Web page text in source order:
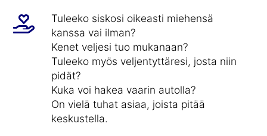
Tuleeko siskosi oikeasti miehensä
kanssa vai ilman?
Kenet veljesi tuo mukanaan?
Tuleeko myös veljentyttäresi, josta niin
pidät?
Kuka voi hakea vaarin autolla?
On vielä tuhat asiaa, joista pitää
keskustella.